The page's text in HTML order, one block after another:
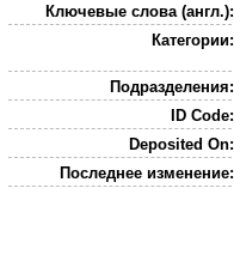
Ключевые слова (англ.):
Категории:
Подразделения:
ID Code:
Deposited On:
Последнее изменение: